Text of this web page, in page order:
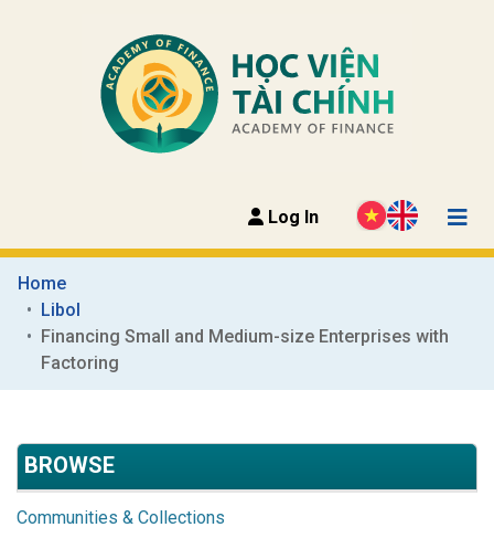
Log In
Home
Libol
Financing Small and Medium-size Enterprises with
Factoring
BROWSE
Communities & Collections